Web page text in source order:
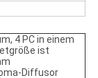
4 PC in einem
ist
Diffusor